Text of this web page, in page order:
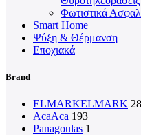
Φωτιστικά
Smart Home
Ψύξη & Θέρμανση
Εποχιακά
Brand
ELMARKELMARK
AcaAca 193
Panagoulas 1